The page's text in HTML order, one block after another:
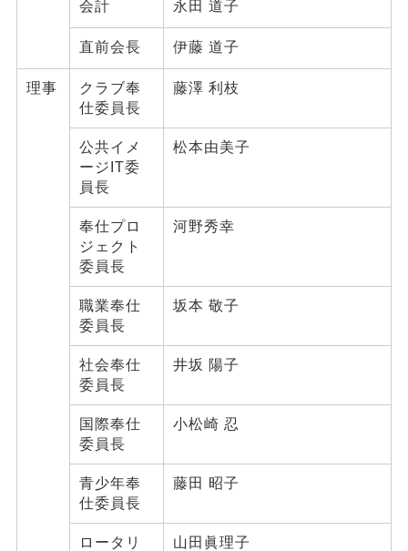
会計 永田 道子
直前会長 伊藤 道子
理事
クラブ奉
仕委員長
藤澤 利枝
公共イメ
ージIT委
員長
松本由美子
奉仕プロ
ジェクト
委員長
河野秀幸
職業奉仕
委員長
坂本 敬子
社会奉仕
委員長
井坂 陽子
国際奉仕
委員長
小松崎 忍
青少年奉
仕委員長
藤田 昭子
ロータリ
山田眞理子